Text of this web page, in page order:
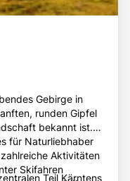
Gebirge in
runden Gipfel
bekannt ist.
für Naturliebhaber
Aktivitäten
Skifahren
Teil Kärntens